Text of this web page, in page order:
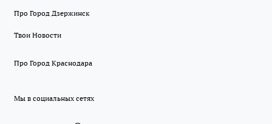
Про Город Дзержинск
Твои Новости
Про Город Краснодара
Мы в социальных сетях